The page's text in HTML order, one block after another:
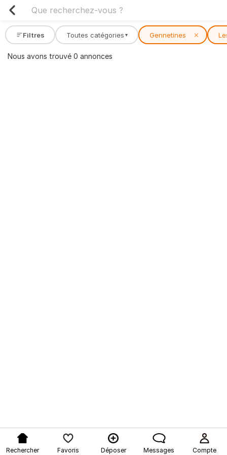
Filtres Toutes catégories ▾ Gennetines ✕
Nous avons trouvé 0 annonces
Rechercher Favoris Déposer Messages Compte